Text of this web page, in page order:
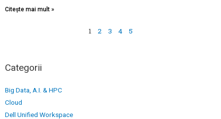
Citește mai mult »
1 2 3 4 5
Categorii
Big Data, A.I. & HPC
Cloud
Dell Unified Workspace